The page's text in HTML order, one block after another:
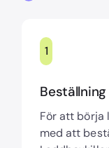
1
För att börja
med att